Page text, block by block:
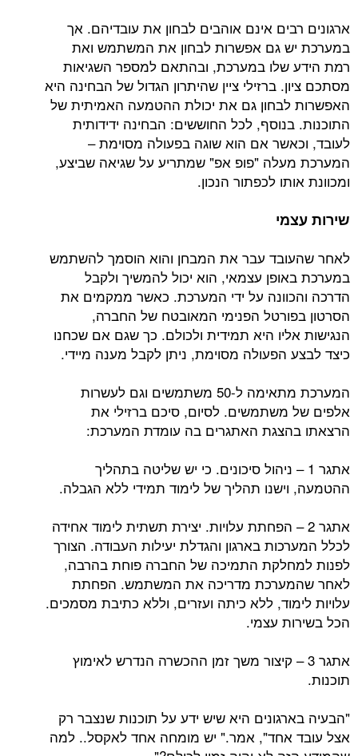
אינם אוהבים לבחון את עובדיהם. אך
גם אפשרות לבחון את המשתמש ואת
שלו במערכת, ובהתאם למספר השגיאות
ברזילי ציין שהיתרון הגדול של הבחינה היא
גם את יכולת ההטמעה האמיתית של
לכל החוששים: הבחינה ידידותית
אם הוא שוגה בפעולה מסוימת –
"פופ אפ" שמתריע על שגיאה שביצע,
לכפתור הנכון.
עבר את המבחן והוא הוסמך להשתמש
עצמאי, הוא יכול להמשיך ולקבל
על ידי המערכת. כאשר ממקמים את
הפנימי המאובטח של החברה,
היא תמידית ולכולם. כך שגם אם שכחנו
הפעולה מסוימת, ניתן לקבל מענה מיידי.
המערכת מתאימה ל-50 משתמשים וגם לעשרות
לסיום, סיכם ברזילי את
האתגרים בה עומדת המערכת:
1 – ניהול סיכונים. כי יש שליטה בתהליך
תהליך של לימוד תמידי ללא הגבלה.
2 – הפחתת עלויות. יצירת תשתית לימוד אחידה
בארגון והגדלת יעילות העבודה. הצורך
התמיכה של החברה פוחת בהרבה,
מדריכה את המשתמש. הפחתת
ללא כיתה ועזרים, וללא כתיבת מסמכים.
עצמי.
3 – קיצור משך זמן ההכשרה הנדרש לאימוץ
היא שיש ידע על תוכנות שנצבר רק
אחד", אמר." יש מומחה אחד לאקסל.. למה